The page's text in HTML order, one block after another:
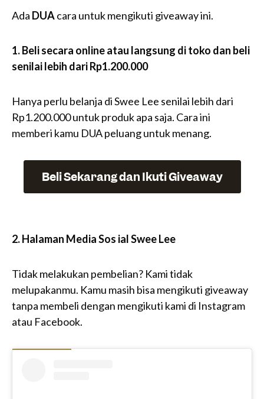
Ada DUAcara untuk mengikuti giveaway ini.
1. Beli secara online atau langsung di toko dan beli
senilai lebih dari Rp1.200.000
Hanya perlu belanja di Swee Lee senilai lebih dari
Rp1.200.000 untuk produk apa saja. Cara ini
memberi kamu DUA peluang untuk menang.
Beli Sekarang dan Ikuti Giveaway
2. Halaman Media Sos ial Swee Lee
Tidak melakukan pembelian? Kami tidak
melupakanmu. Kamu masih bisa mengikuti giveaway
tanpa membeli dengan mengikuti kami di Instagram
atau Facebook.